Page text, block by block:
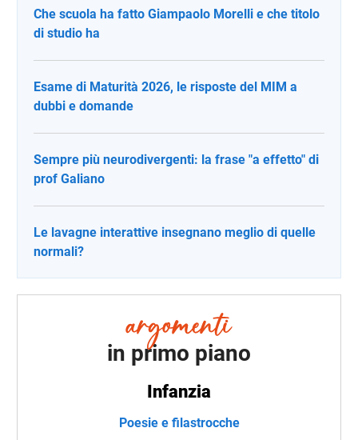
Che scuola ha fatto Giampaolo Morelli e che titolo
di studio ha
Esame di Maturità 2026, le risposte del MIM a
dubbi e domande
Sempre più neurodivergenti: la frase "a effetto" di
prof Galiano
Le lavagne interattive insegnano meglio di quelle
normali?
in primo piano
Infanzia
Poesie e filastrocche